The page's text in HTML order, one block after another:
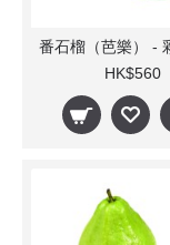
HK$560